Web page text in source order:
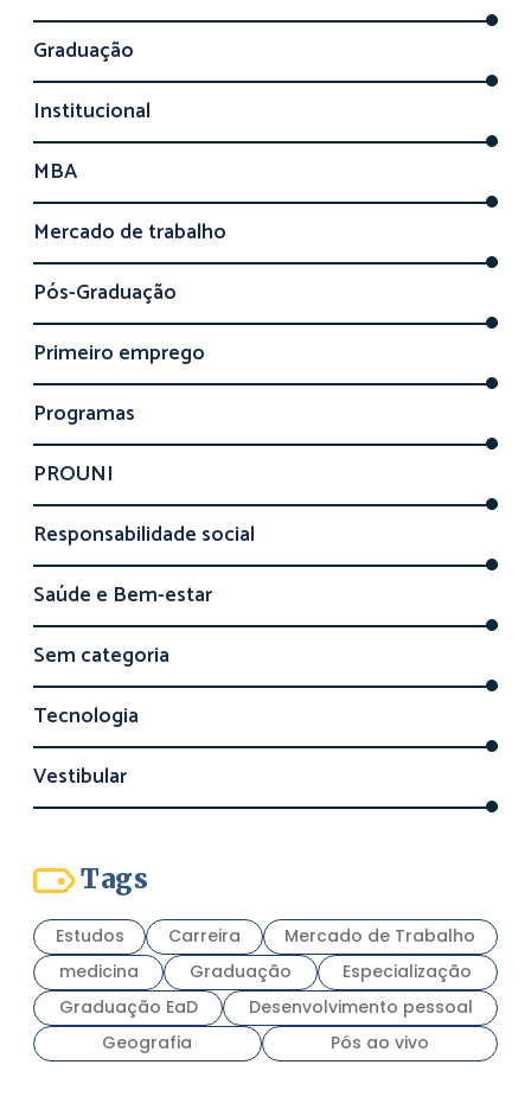
Graduação
Institucional
MBA
Mercado de trabalho
Pós-Graduação
Primeiro emprego
Programas
PROUNI
Responsabilidade social
Saúde e Bem-estar
Sem categoria
Tecnologia
Vestibular
Tags
Estudos Carreira
Mercado de Trabalho
medicina
Graduação
Especialização
Graduação EaD
Desenvolvimento pessoal
Geografia
Pós ao vivo